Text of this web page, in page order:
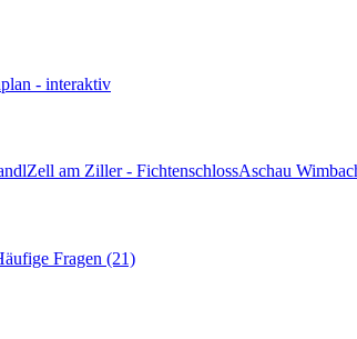
- interaktiv
Zell am Ziller - FichtenschlossAschau
Fragen (21)